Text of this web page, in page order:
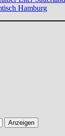
Hamburg